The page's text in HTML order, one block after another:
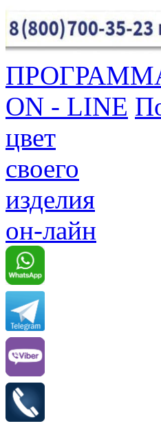
ON - LINE
цвет
своего
изделия
он-лайн